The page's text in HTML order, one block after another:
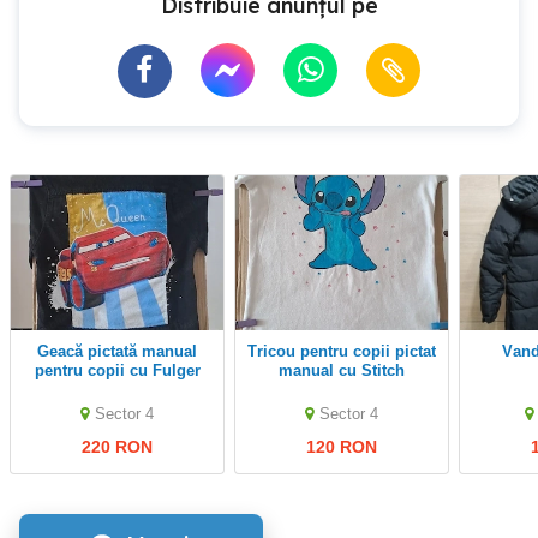
Geacă pictată manual
pentru copii cu Fulger
Sector 4
220 RON
Tricou pentru copii pictat
manual cu Stitch
Sector 4
120 RON